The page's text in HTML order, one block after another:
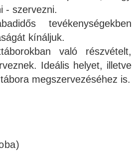
- szervezni.
tevékenységekben
kínáljuk.
való részvételt,
Ideális helyet, illetve
megszervezéséhez is.